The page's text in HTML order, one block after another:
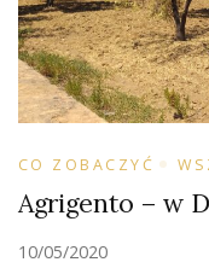
CO ZOBACZYĆ
Agrigento – w
10/05/2020